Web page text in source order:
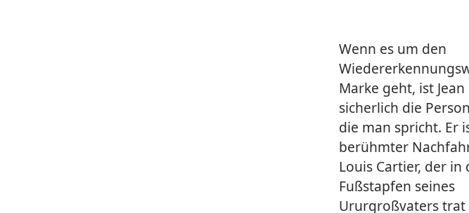
Wenn es um den
Marke geht, ist
sicherlich die
die man spricht. Er
berühmter
Louis Cartier, der in
Fußstapfen seines
Ururgroßvaters trat